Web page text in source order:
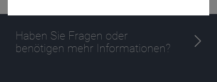
Haben Sie Fragen oder
benötigen mehr Informationen?